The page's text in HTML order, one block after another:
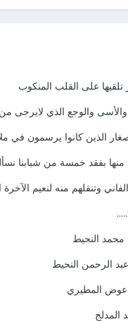
على القلب المنكوب
والوجع الذي لايرجى
الذين كانوا يرسمون في
وتنقلهم منه لنعيم الآخرة
النحيط
الرحمن النحيط
المطيري
المدلج